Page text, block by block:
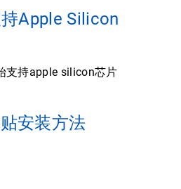
Apple Silicon
支持apple silicon芯片
安装方法